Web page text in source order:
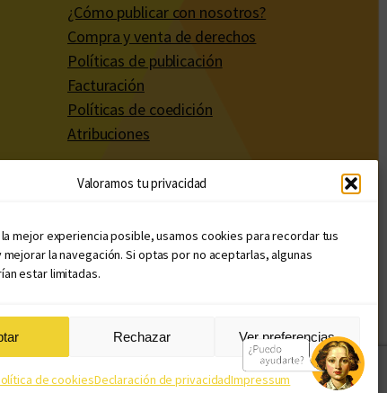
Valoramos tu privacidad
mejor experiencia posible, usamos cookies para recordar tus
la navegación. Si optas por no aceptarlas, algunas
estar limitadas.
Rechazar Ver preferencias
de cookiesDeclaración de privacidadImpressum
¿Cómo publicar con nosotros?
Compra y venta de derechos
Políticas de publicación
Facturación
Políticas de coedición
Atribuciones
Diseño web: Llama Creativa